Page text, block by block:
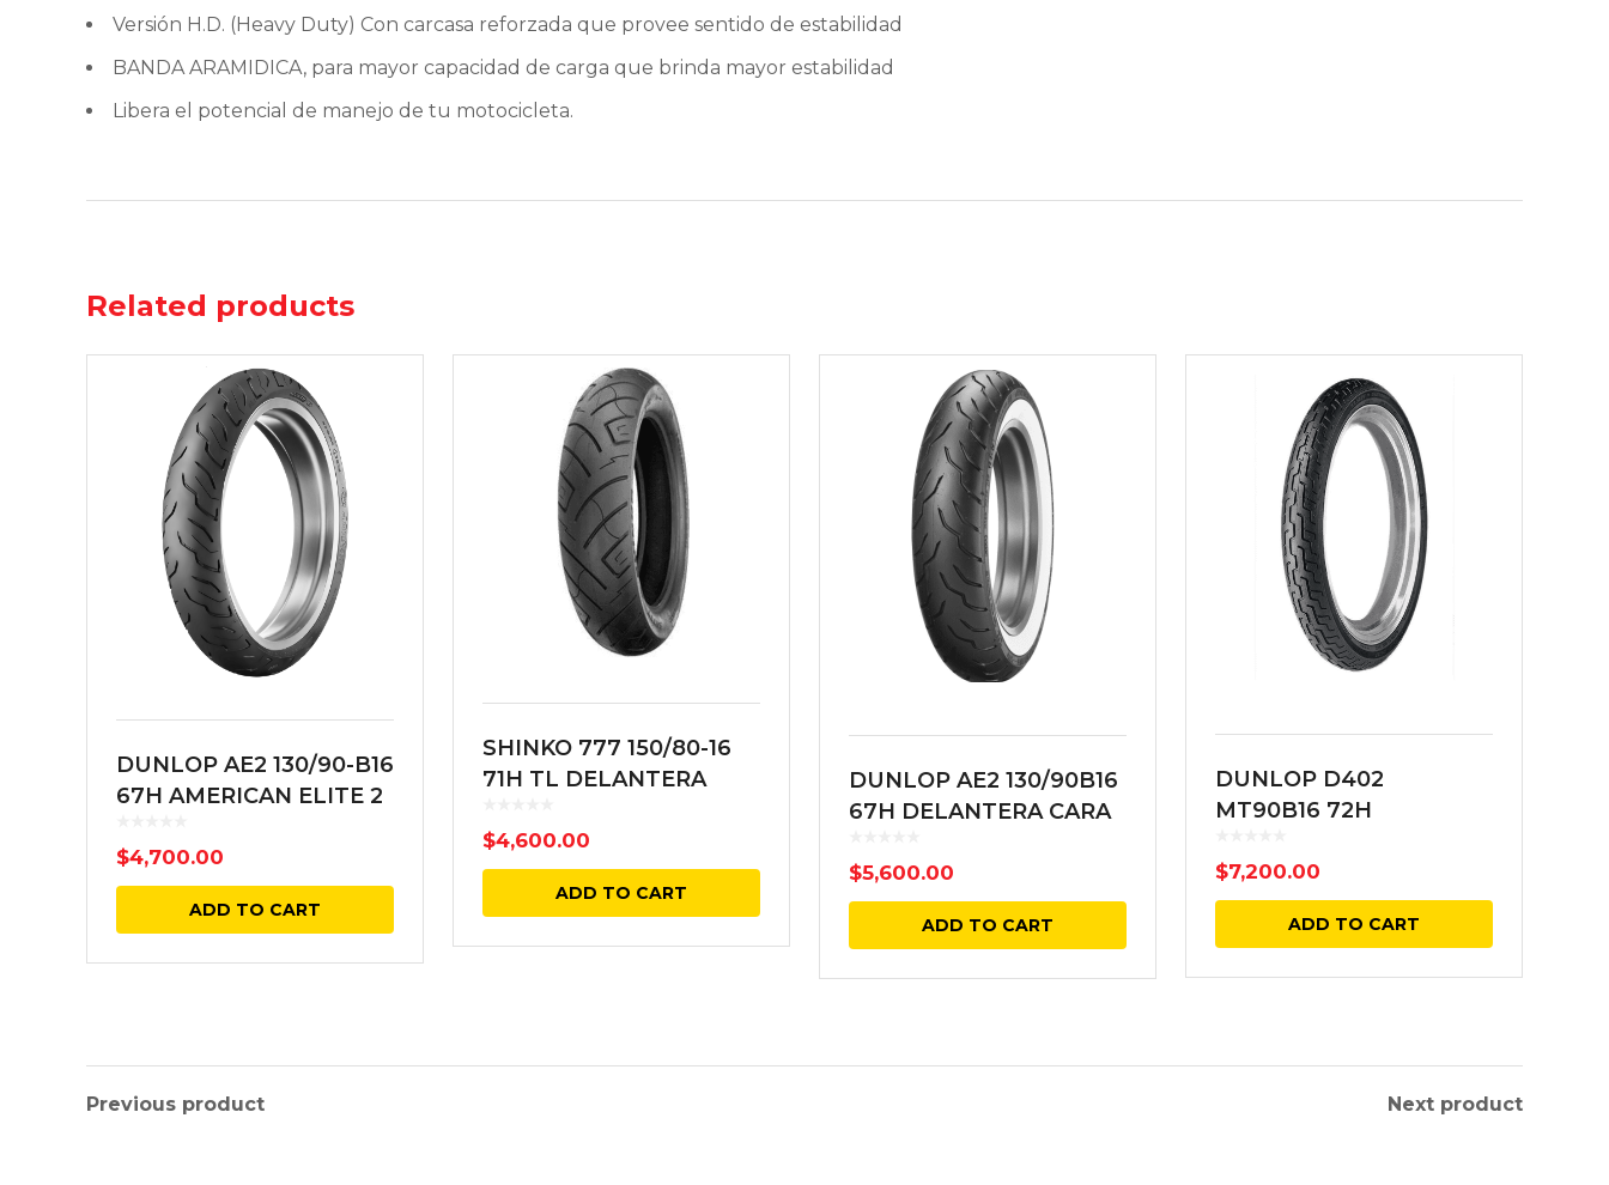
Versión H.D. (Heavy Duty) Con carcasa reforzada que provee sentido de estabilidad
BANDA ARAMIDICA, para mayor capacidad de carga que brinda mayor estabilidad
Libera el potencial de manejo de tu motocicleta.
Related products
DUNLOP AE2 130/90-B16
67H AMERICAN ELITE 2
BIAS TL
$4,700.00
ADD TO CART
SHINKO 777 150/80-16
71H TL DELANTERA
$4,600.00
ADD TO CART
DUNLOP AE2 130/90B16
67H DELANTERA CARA
ELITE 2 BIAS TL
$5,600.00
ADD TO CART
DUNLOP D402
MT90B16 72H
BIAS TL
$7,200.00
ADD TO CART
Previous product Next product